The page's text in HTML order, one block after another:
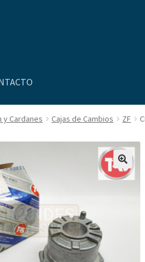
NosotrosNovedades
y Cardanes Cajas de Cambios ZF